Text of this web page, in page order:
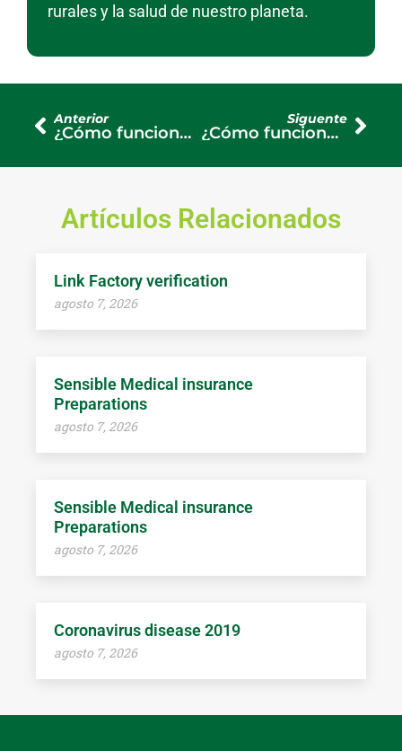
rurales y la salud de nuestro planeta.
Anterior
¿Cómo funciona un aire acondicionado solar?
Siguente
¿Cómo funciona un equipo de ordeño?
Artículos Relacionados
Link Factory verification
agosto 7, 2026
Sensible Medical insurance
Preparations
agosto 7, 2026
Sensible Medical insurance
Preparations
agosto 7, 2026
Coronavirus disease 2019
agosto 7, 2026